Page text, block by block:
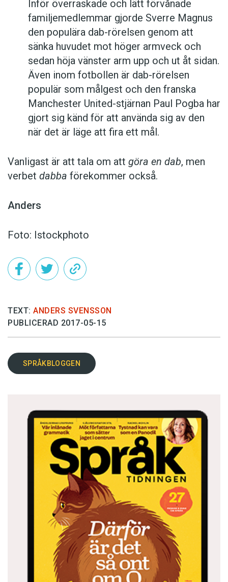
Inför överraskade och lätt förvånade
familjemedlemmar gjorde Sverre Magnus
den populära dab-rörelsen genom att
sänka huvudet mot höger armveck och
sedan höja vänster arm upp och ut åt sidan.
Även inom fotbollen är dab-rörelsen
populär som målgest och den franska
Manchester United-stjärnan Paul Pogba har
gjort sig känd för att använda sig av den
när det är läge att fira ett mål.
Vanligast är att tala om att göra en dab, men
verbet dabba förekommer också.
Anders
Foto: Istockphoto
TEXT: ANDERS SVENSSON
PUBLICERAD 2017-05-15
SPRÅKBLOGGEN